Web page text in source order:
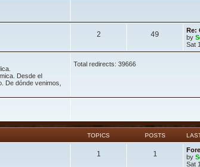
2 49
Re:
by
Sat
Desde el
De dónde venimos,
Total redirects: 39666
TOPICS POSTS
1 1
by
Sat